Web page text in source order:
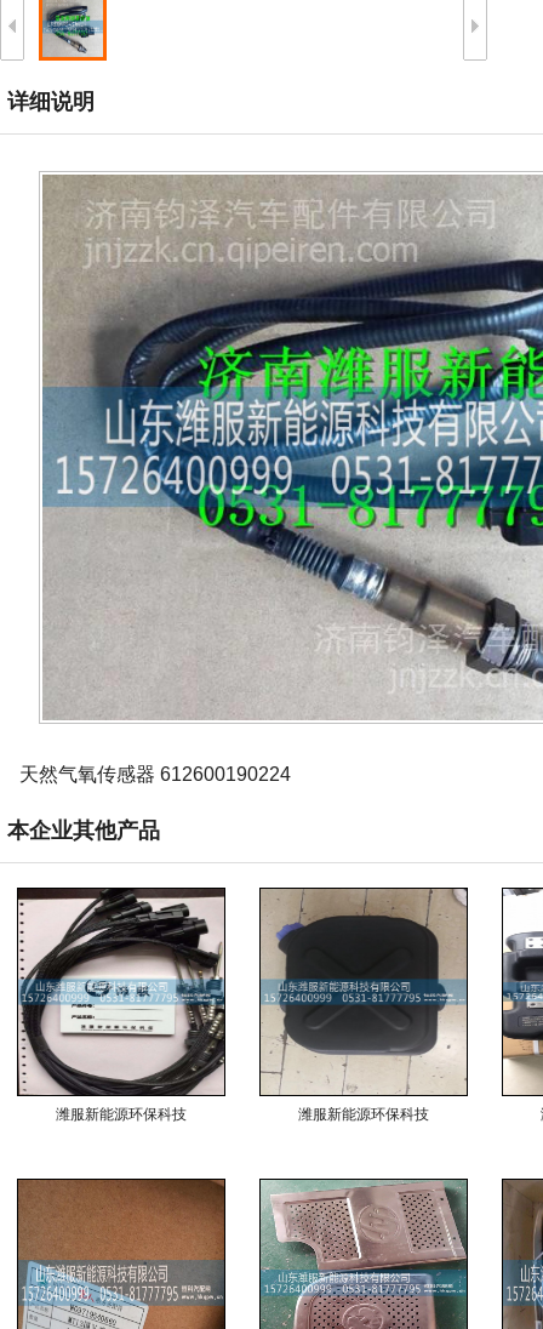
详细说明
天然气氧传感器 612600190224
本企业其他产品
潍服新能源环保科技 潍服新能源环保科技